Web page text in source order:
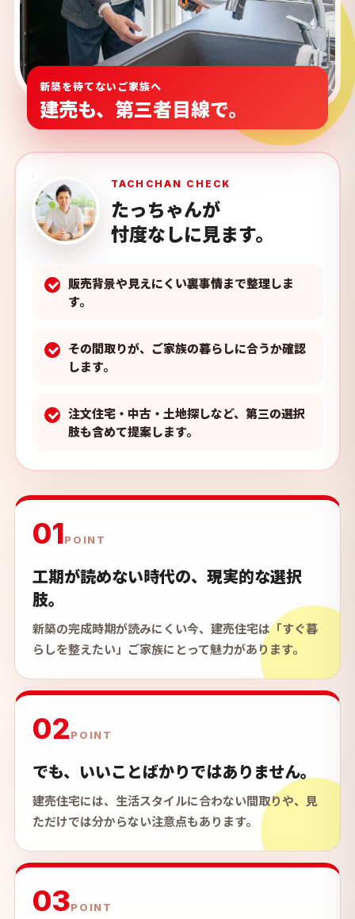
新築を待てないご家族へ
建売も、第三者目線で。
TACHCHAN CHECK
たっちゃんが
忖度なしに見ます。
販売背景や見えにくい裏事情まで整理しま
す。
その間取りが、ご家族の暮らしに合うか確認
します。
注文住宅・中古・土地探しなど、第三の選択
肢も含めて提案します。
01POINT
工期が読めない時代の、現実的な選択
肢。
新築の完成時期が読みにくい今、建売住宅は「すぐ暮
らしを整えたい」ご家族にとって魅力があります。
02POINT
でも、いいことばかりではありません。
建売住宅には、生活スタイルに合わない間取りや、見
ただけでは分からない注意点もあります。
03POINT